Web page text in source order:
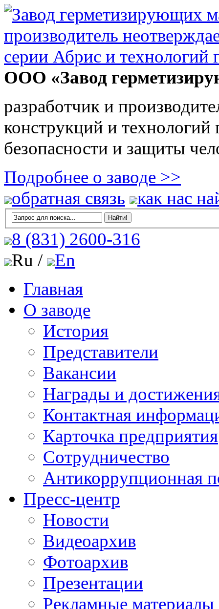
ООО «Завод
разработчик и
конструкций и
безопасности и защиты
Подробнее о заводе >>
обратная связь
как нас
8 (831) 2600-316
Ru /
En
Главная
О заводе
История
Представители
Вакансии
Награды и
Контактная
Карточка предприятия
Сотрудничество
Антикоррупционная
Пресс-центр
Новости
Видеоархив
Фотоархив
Презентации
Рекламные материалы